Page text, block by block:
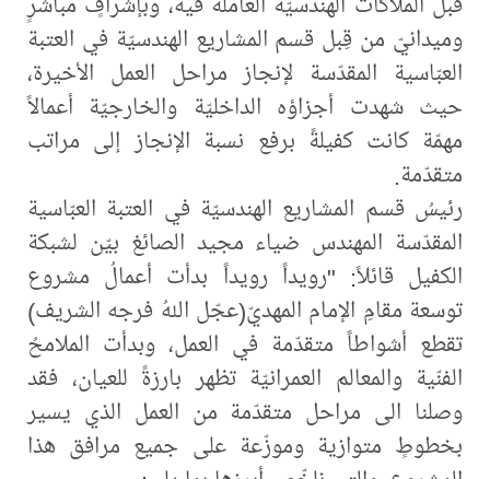
وميدانيّ من قِبل قسم المشاريع الهندسيّة في العتبة
العبّاسية المقدّسة لإنجاز مراحل العمل الأخيرة،
حيث شهدت أجزاؤه الداخليّة والخارجيّة أعمالاً
مهمّة كانت كفيلةً برفع نسبة الإنجاز إلى مراتب
متقدّمة.
رئيسُ قسم المشاريع الهندسيّة في العتبة العبّاسية
المقدّسة المهندس ضياء مجيد الصائغ بيّن لشبكة
الكفيل قائلاً: "رويداً رويداً بدأت أعمالُ مشروع
توسعة مقامِ الإمام المهديّ(عجّل اللهُ فرجه الشريف)
تقطع أشواطاً متقدّمة في العمل، وبدأت الملامحُ
الفنّية والمعالم العمرانيّة تظهر بارزةً للعيان، فقد
وصلنا الى مراحل متقدّمة من العمل الذي يسير
بخطوطٍ متوازية وموزّعة على جميع مرافق هذا